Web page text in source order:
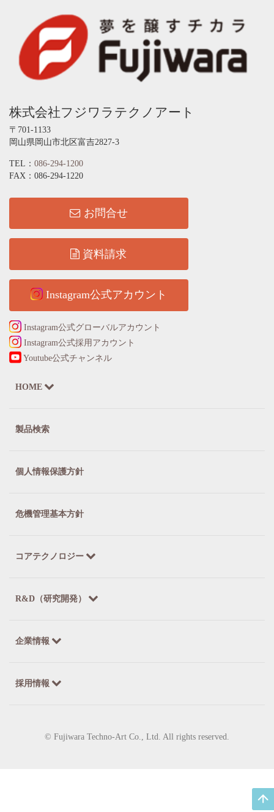
株式会社フジワラテクノアート
〒701-1133
岡山県岡山市北区富吉2827-3
TEL： 086-294-1200
FAX：086-294-1220
お問合せ
資料請求
Instagram公式アカウント
Instagram公式グローバルアカウント
Instagram公式採用アカウント
Youtube公式チャンネル
HOME
製品検索
個人情報保護方針
危機管理基本方針
コアテクノロジー
R&D（研究開発）
企業情報
採用情報
© Fujiwara Techno-Art Co., Ltd. All rights reserved.